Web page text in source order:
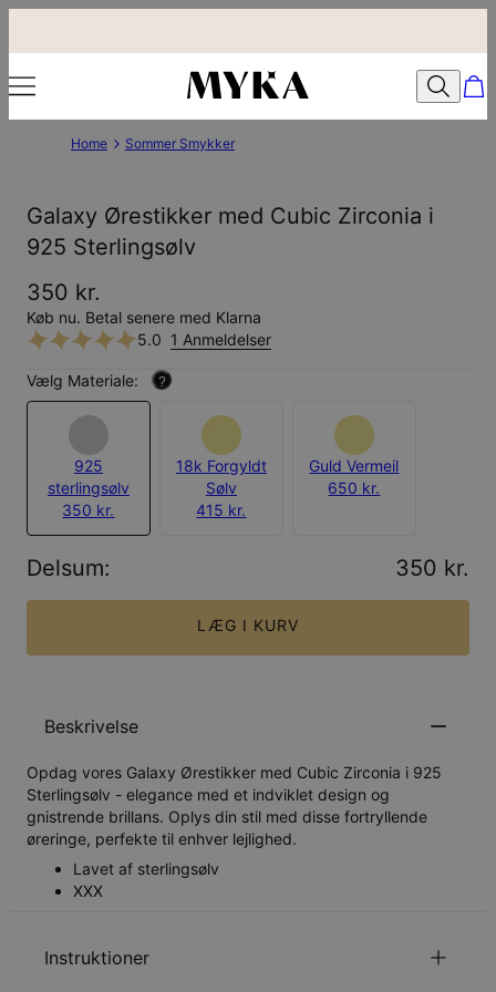
Home Sommer Smykker
Galaxy Ørestikker med Cubic Zirconia i
925 Sterlingsølv
350 kr.
Køb nu. Betal senere med Klarna
5.0 1 Anmeldelser
Vælg Materiale: ?
925
sterlingsølv
350 kr.
18k Forgyldt
Sølv
415 kr.
Guld Vermeil
650 kr.
Delsum: 350 kr.
LÆG I KURV
Beskrivelse
Opdag vores Galaxy Ørestikker med Cubic Zirconia i 925
Sterlingsølv - elegance med et indviklet design og
gnistrende brillans. Oplys din stil med disse fortryllende
øreringe, perfekte til enhver lejlighed.
Lavet af sterlingsølv
XXX
Instruktioner